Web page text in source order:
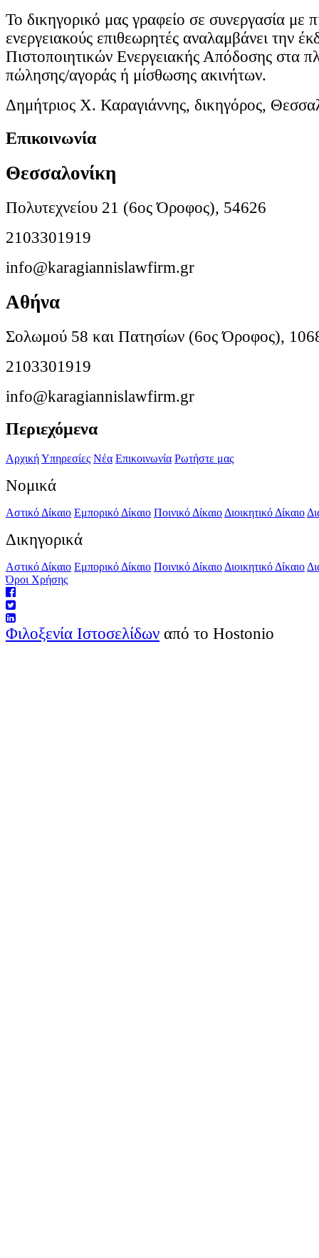
Το δικηγορικό μας γραφείο σε συνεργασία με
ενεργειακούς επιθεωρητές αναλαμβάνει την
Πιστοποιητικών Ενεργειακής Απόδοσης στα
πώλησης/αγοράς ή μίσθωσης ακινήτων.
Δημήτριος Χ. Καραγιάννης, δικηγόρος,
Επικοινωνία
Θεσσαλονίκη
Πολυτεχνείου 21 (6ος Όροφος), 54626
2103301919
info@karagiannislawfirm.gr
Αθήνα
Σολωμού 58 και Πατησίων (6ος Όροφος),
2103301919
info@karagiannislawfirm.gr
Περιεχόμενα
ΑρχικήΥπηρεσίες Νέα Επικοινωνία Ρωτήστε μας
Νομικά
Αστικό Δίκαιο Εμπορικό Δίκαιο Ποινικό Δίκαιο Διοικητικό Δίκαιο
Δικηγορικά
Αστικό Δίκαιο Εμπορικό Δίκαιο Ποινικό Δίκαιο Διοικητικό Δίκαιο
Όροι Χρήσης
Φιλοξενία Ιστοσελίδων από το Hostonio